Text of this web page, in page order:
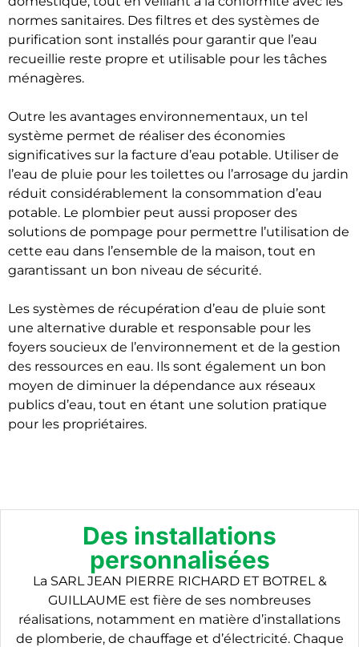
normes sanitaires. Des filtres et des systèmes de
purification sont installés pour garantir que l’eau
recueillie reste propre et utilisable pour les tâches
ménagères.
Outre les avantages environnementaux, un tel
système permet de réaliser des économies
significatives sur la facture d’eau potable. Utiliser de
l’eau de pluie pour les toilettes ou l’arrosage du jardin
réduit considérablement la consommation d’eau
potable. Le plombier peut aussi proposer des
solutions de pompage pour permettre l’utilisation de
cette eau dans l’ensemble de la maison, tout en
garantissant un bon niveau de sécurité.
Les systèmes de récupération d’eau de pluie sont
une alternative durable et responsable pour les
foyers soucieux de l’environnement et de la gestion
des ressources en eau. Ils sont également un bon
moyen de diminuer la dépendance aux réseaux
publics d’eau, tout en étant une solution pratique
pour les propriétaires.
Des installations
personnalisées
La SARL JEAN PIERRE RICHARD ET BOTREL &
GUILLAUME est fière de ses nombreuses
réalisations, notamment en matière d’installations
de plomberie, de chauffage et d’électricité. Chaque